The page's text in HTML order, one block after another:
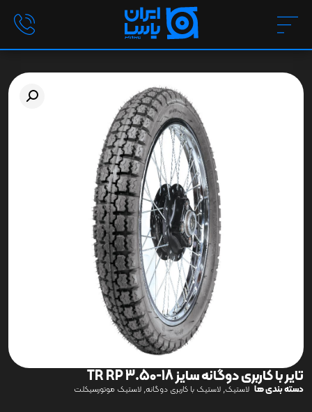
تایر با کاربری دوگانه سایز 18-3.50 TR RP
دسته بندی ها لاستیک, لاستیک با کاربری دوگانه, لاستیک موتورسیکلت